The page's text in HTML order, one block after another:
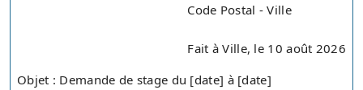
Code Postal - Ville
Fait à Ville, le 10 août 2026
Objet : Demande de stage du [date] à [date]